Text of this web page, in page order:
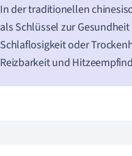
In der traditionellen
als Schlüssel zur
Schlaflosigkeit oder
Reizbarkeit und